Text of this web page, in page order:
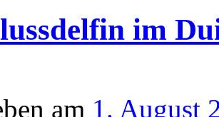
im
am 1. August